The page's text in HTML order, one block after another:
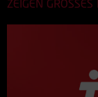
ZEIGEN GROSSES